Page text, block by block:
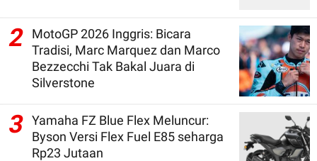
2
MotoGP 2026 Inggris: Bicara
Tradisi, Marc Marquez dan Marco
Bezzecchi Tak Bakal Juara di
Silverstone
3 Yamaha FZ Blue Flex Meluncur:
Byson Versi Flex Fuel E85 seharga
Rp23 Jutaan